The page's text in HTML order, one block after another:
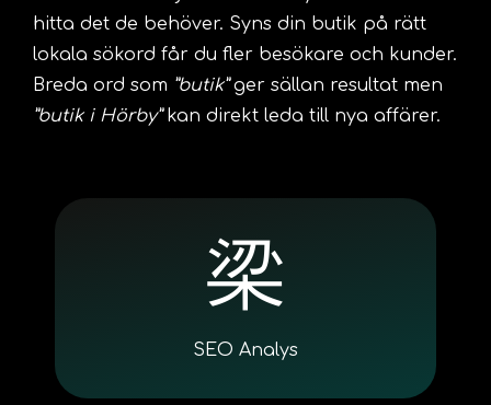
hitta det de behöver. Syns din butik på rätt
lokala sökord får du fler besökare och kunder.
Breda ord som ”butik”ger sällan resultat men
”butik i Hörby”kan direkt leda till nya affärer.
SEO Analys